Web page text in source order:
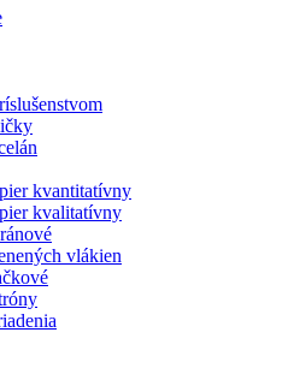
kvantitatívny
kvalitatívny
vlákien